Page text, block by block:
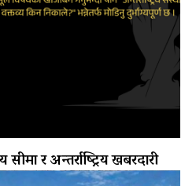
र अन्तर्राष्ट्रिय खबरदारी